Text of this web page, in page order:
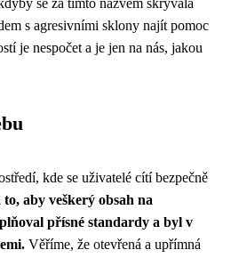
se za tímto názvem skrývala
s agresivními sklony najít pomoc
je nespočet a je jen na nás, jakou
kde se uživatelé cítí bezpečně
to, aby veškerý obsah na
přísné standardy a byl v
Věříme, že otevřená a upřímná